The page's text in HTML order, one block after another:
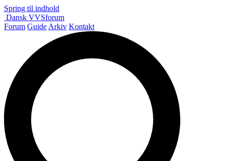
Spring til indhold
Dansk VVSforum
Forum Guide Arkiv Kontakt